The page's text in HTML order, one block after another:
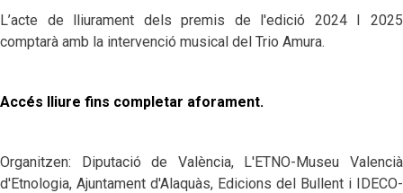
L’acte de lliurament dels premis de l'edició 2024 I 2025
comptarà amb la intervenció musical del Trio Amura.
Accés lliure fins completar aforament.
Organitzen: Diputació de València, L'ETNO-Museu Valencià
d'Etnologia, Ajuntament d'Alaquàs, Edicions del Bullent i IDECO-